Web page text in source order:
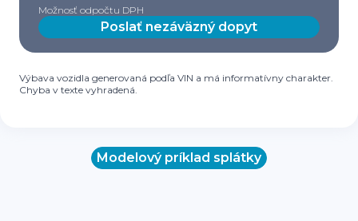
Možnosť odpočtu DPH
Poslať nezáväzný dopyt
Výbava vozidla generovaná podľa VIN a má informatívny charakter.
Chyba v texte vyhradená.
Modelový príklad splátky